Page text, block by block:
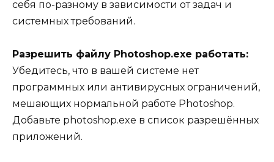
себя по-разному в зависимости от задач и
системных требований.
Разрешить файлу Photoshop.exe работать:
Убедитесь, что в вашей системе нет
программных или антивирусных ограничений,
мешающих нормальной работе Photoshop.
Добавьте photoshop.exe в список разрешённых
приложений.